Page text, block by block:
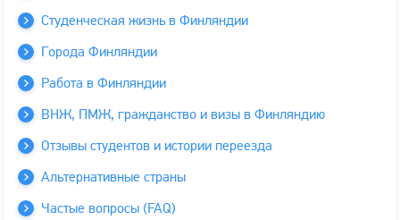
Студенческая жизнь в Финляндии
Города Финляндии
Работа в Финляндии
ВНЖ, ПМЖ, гражданство и визы в Финляндию
Отзывы студентов и истории переезда
Альтернативные страны
Частые вопросы (FAQ)